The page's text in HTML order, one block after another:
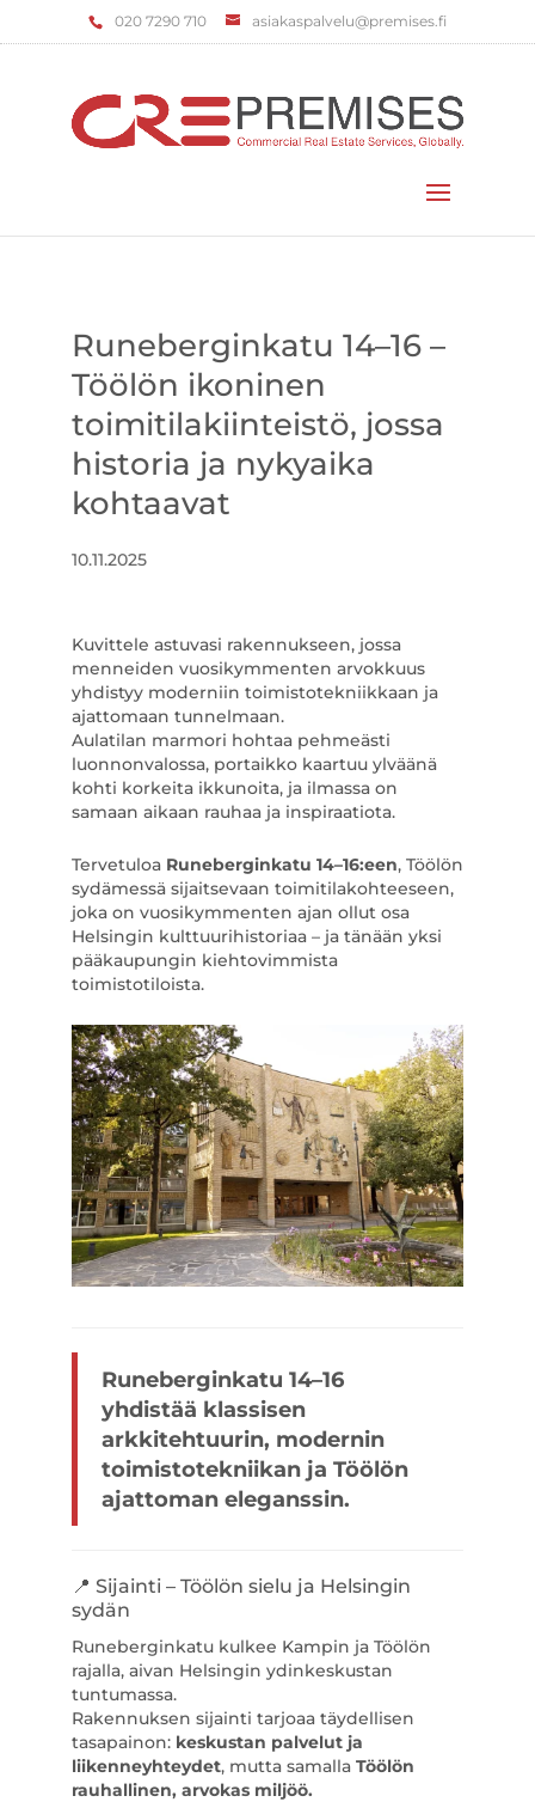
‌020 7290 710 asiakaspalvelu@premises.fi
Runeberginkatu 14–16 –
Töölön ikoninen
toimitilakiinteistö, jossa
historia ja nykyaika
kohtaavat
10.11.2025
Kuvittele astuvasi rakennukseen, jossa
menneiden vuosikymmenten arvokkuus
yhdistyy moderniin toimistotekniikkaan ja
ajattomaan tunnelmaan.
Aulatilan marmori hohtaa pehmeästi
luonnonvalossa, portaikko kaartuu ylväänä
kohti korkeita ikkunoita, ja ilmassa on
samaan aikaan rauhaa ja inspiraatiota.
Tervetuloa Runeberginkatu 14–16:een, Töölön
sydämessä sijaitsevaan toimitilakohteeseen,
joka on vuosikymmenten ajan ollut osa
Helsingin kulttuurihistoriaa – ja tänään yksi
pääkaupungin kiehtovimmista
toimistotiloista.
Runeberginkatu 14–16
yhdistää klassisen
arkkitehtuurin, modernin
toimistotekniikan ja Töölön
ajattoman eleganssin.
📍 Sijainti – Töölön sielu ja Helsingin
sydän
Runeberginkatu kulkee Kampin ja Töölön
rajalla, aivan Helsingin ydinkeskustan
tuntumassa.
Rakennuksen sijainti tarjoaa täydellisen
tasapainon: keskustan palvelut ja
liikenneyhteydet, mutta samalla Töölön
rauhallinen, arvokas miljöö.